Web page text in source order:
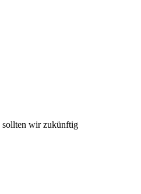
sollten wir zukünftig